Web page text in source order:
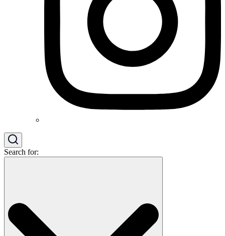
Search for: